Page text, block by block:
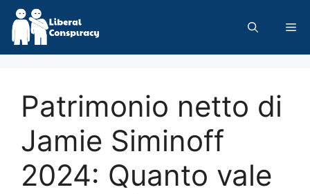
Skip
content
Patrimonio netto di
Jamie Siminoff
2024: Quanto vale